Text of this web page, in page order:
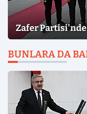
Zafer
BUNLARA DA